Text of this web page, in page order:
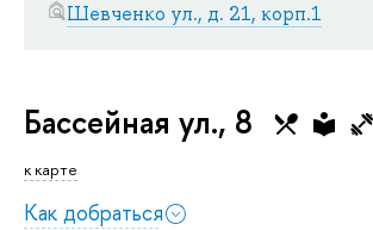
Шевченко ул., д. 21, корп.1
Бассейная ул., 8
к карте
Как добраться